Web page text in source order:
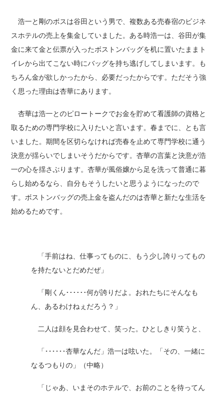
浩一と剛のボスは谷田という男で、複数ある売春宿のビジネ
スホテルの売上を集金していました。ある時浩一は、谷田が集
金に来て金と伝票が入ったボストンバッグを机に置いたままト
イレから出てこない時にバッグを持ち逃げしてしまいます。も
ちろん金が欲しかったから、必要だったからです。ただそう強
く思った理由は杏華にあります。
杏華は浩一とのピロートークでお金を貯めて看護師の資格と
取るための専門学校に入りたいと言います。春までに、とも言
いました。期間を区切らなければ売春を止めて専門学校に通う
決意が揺らいでしまいそうだからです。杏華の言葉と決意が浩
一の心を揺さぶります。杏華が風俗嬢から足を洗って普通に暮
らし始めるなら、自分もそうしたいと思うようになったので
す。ボストンバッグの売上金を盗んだのは杏華と新たな生活を
始めるためです。
「手前はね、仕事ってものに、もう少し誇りってもの
を持たないとだめだぜ」
「剛くん･･････何が誇りだよ。おれたちにそんなも
ん、あるわけねぇだろう？」
二人は顔を見合わせて、笑った。ひとしきり笑うと、
「･･････杏華なんだ」浩一は呟いた。「その、一緒に
なるつもりの」（中略）
「じゃあ、いまそのホテルで、お前のことを待ってん